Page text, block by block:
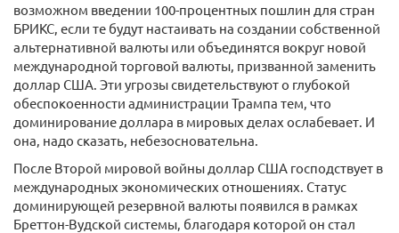
возможном введении 100-процентных пошлин для стран
БРИКС, если те будут настаивать на создании собственной
альтернативной валюты или объединятся вокруг новой
международной торговой валюты, призванной заменить
доллар США. Эти угрозы свидетельствуют о глубокой
обеспокоенности администрации Трампа тем, что
доминирование доллара в мировых делах ослабевает. И
она, надо сказать, небезосновательна.
После Второй мировой войны доллар США господствует в
международных экономических отношениях. Статус
доминирующей резервной валюты появился в рамках
Бреттон-Вудской системы, благодаря которой он стал